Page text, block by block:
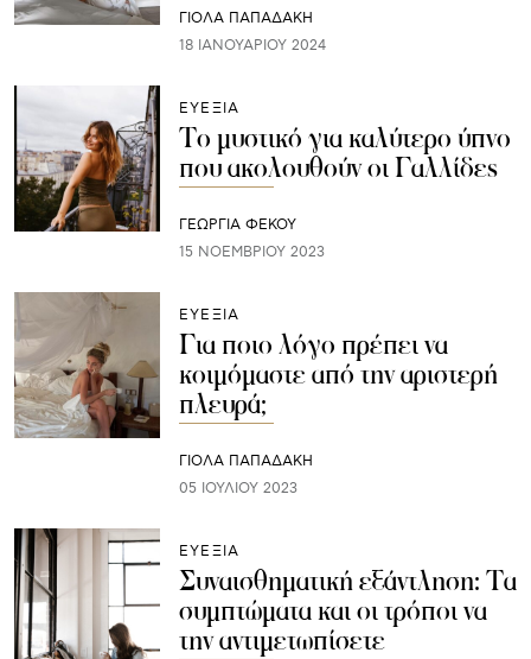
ΓΙΌΛΑ ΠΑΠΑΔΆΚΗ
18 ΙΑΝΟΥΑΡΊΟΥ 2024
ΕΥΕΞΙΑ
Το μυστικό για καλύτερο ύπνο
που ακολουθούν οι Γαλλίδες
ΓΕΩΡΓΙΑ ΦΕΚΟΥ
15 ΝΟΕΜΒΡΊΟΥ 2023
ΕΥΕΞΙΑ
Για ποιο λόγο πρέπει να
κοιμόμαστε από την αριστερή
πλευρά;
ΓΙΌΛΑ ΠΑΠΑΔΆΚΗ
05 ΙΟΥΛΊΟΥ 2023
ΕΥΕΞΙΑ
Συναισθηματική εξάντληση: Τα
συμπτώματα και οι τρόποι να
την αντιμετωπίσετε